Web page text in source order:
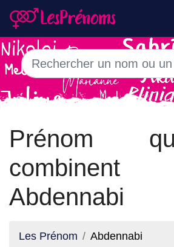
Prénom
Abdennabi
Les Prénom Abdennabi